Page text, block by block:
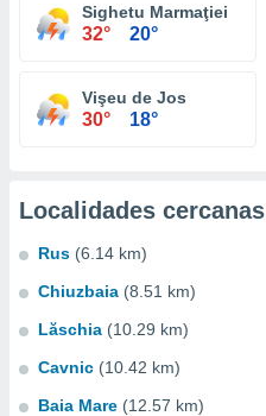
Sighetu Marmaţiei
32° 20°
Vişeu de Jos
30° 18°
Localidades cercanas
Rus (6.14 km)
Chiuzbaia (8.51 km)
Lăschia (10.29 km)
Cavnic (10.42 km)
Baia Mare (12.57 km)